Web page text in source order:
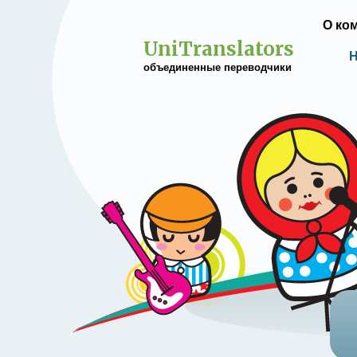
О
UniTranslators
объединенные переводчики